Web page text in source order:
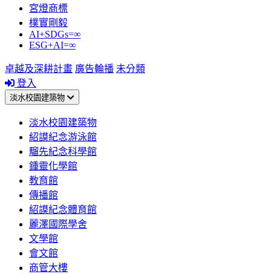
宮燈商標
樸實剛毅
AI+SDGs=∞
ESG+AI=∞
卓越及深耕計畫 廣告輪播 未分類
登入
淡水校園建築物
淡水校園建築物
紹謨紀念游泳館
騮先紀念科學館
鍾靈化學館
教育館
傳播館
紹謨紀念體育館
麗澤國際學舍
文學館
會文館
商管大樓